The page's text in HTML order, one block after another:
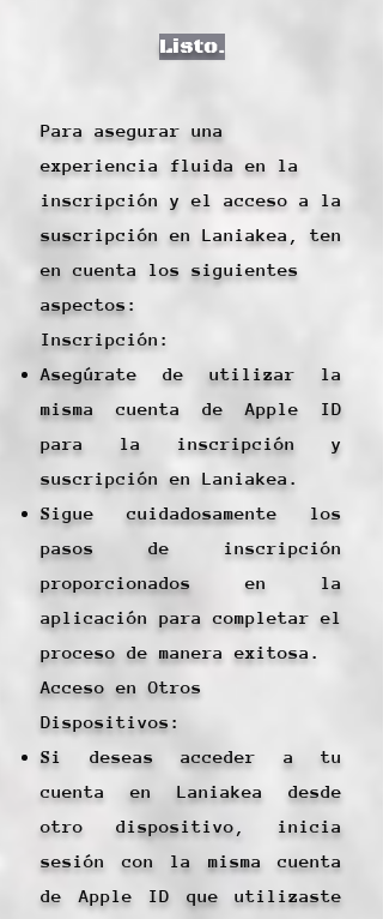
Listo.
Para asegurar una
experiencia fluida en la
inscripción y el acceso a la
suscripción en Laniakea, ten
en cuenta los siguientes
aspectos:
Inscripción:
Asegúrate de utilizar la
misma cuenta de Apple ID
para la inscripción y
suscripción en Laniakea.
Sigue cuidadosamente los
pasos de inscripción
proporcionados en la
aplicación para completar el
proceso de manera exitosa.
Acceso en Otros
Dispositivos:
Si deseas acceder a tu
cuenta en Laniakea desde
otro dispositivo, inicia
sesión con la misma cuenta
de Apple ID que utilizaste